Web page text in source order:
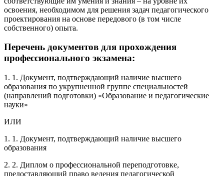
освоения, необходимом для решения задач педагогического
проектирования на основе передового (в том числе
собственного) опыта.
Перечень документов для прохождения
профессионального экзамена:
1. 1. Документ, подтверждающий наличие высшего
образования по укрупненной группе специальностей
(направлений подготовки) «Образование и педагогические
науки»
ИЛИ
1. 1. Документ, подтверждающий наличие высшего
образования
2. 2. Диплом о профессиональной переподготовке,
предоставляющий право ведения педагогической